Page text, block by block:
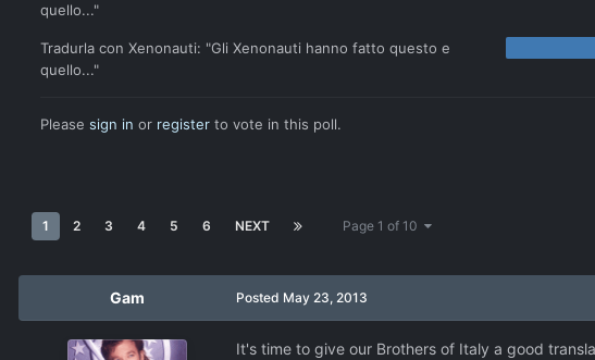
quello..."
Tradurla con Xenonauti: "Gli Xenonauti hanno fatto questo e
quello..."
Please sign in or register to vote in this poll.
1 2 3 4 5 6 NEXT Page 1 of 10
Gam Posted May 23, 2013
It's time to give our Brothers of Italy a good